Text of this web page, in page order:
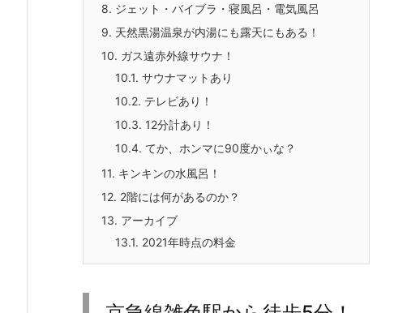
8. ジェット・バイブラ・寝風呂・電気風呂
9. 天然黒湯温泉が内湯にも露天にもある！
10. ガス遠赤外線サウナ！
10.1. サウナマットあり
10.2. テレビあり！
10.3. 12分計あり！
10.4. てか、ホンマに90度かぃな？
11. キンキンの水風呂！
12. 2階には何があるのか？
13. アーカイブ
13.1. 2021年時点の料金